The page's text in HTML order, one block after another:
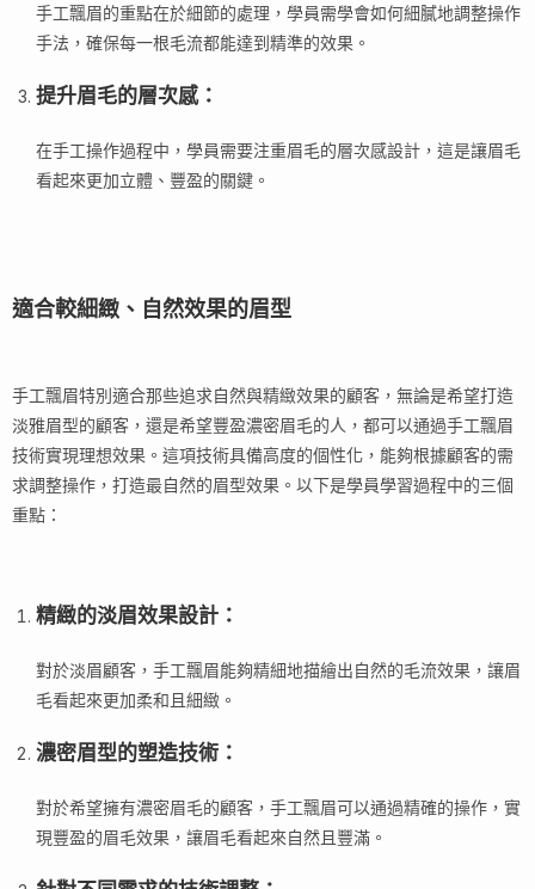
手工飄眉的重點在於細節的處理，學員需學會如何細膩地調整操作
手法，確保每一根毛流都能達到精準的效果。
提升眉毛的層次感：
在手工操作過程中，學員需要注重眉毛的層次感設計，這是讓眉毛
看起來更加立體、豐盈的關鍵。
適合較細緻、自然效果的眉型
手工飄眉特別適合那些追求自然與精緻效果的顧客，無論是希望打造
淡雅眉型的顧客，還是希望豐盈濃密眉毛的人，都可以通過手工飄眉
技術實現理想效果。這項技術具備高度的個性化，能夠根據顧客的需
求調整操作，打造最自然的眉型效果。以下是學員學習過程中的三個
重點：
精緻的淡眉效果設計 ：
對於淡眉顧客，手工飄眉能夠精細地描繪出自然的毛流效果，讓眉
毛看起來更加柔和且細緻。
濃密眉型的塑造技術 ：
對於希望擁有濃密眉毛的顧客，手工飄眉可以通過精確的操作，實
現豐盈的眉毛效果，讓眉毛看起來自然且豐滿。